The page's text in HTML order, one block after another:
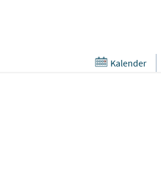
Kalender